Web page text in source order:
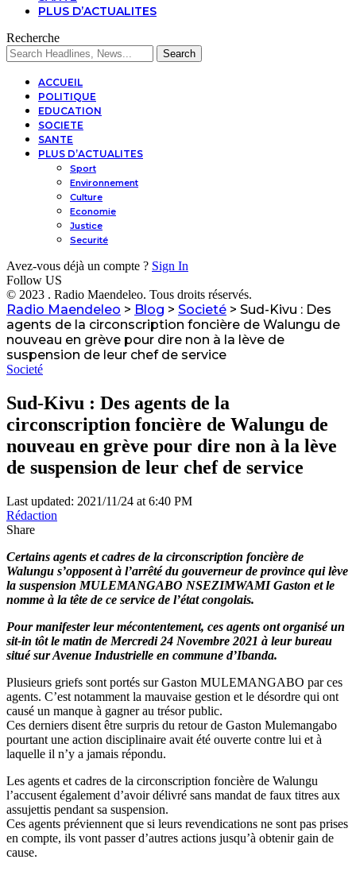
PLUS D’ACTUALITES
Recherche
ACCUEIL
POLITIQUE
EDUCATION
SOCIETE
SANTE
PLUS D’ACTUALITES
Sport
Environnement
Culture
Economie
Justice
Securité
Avez-vous déjà un compte ? Sign In
Follow US
© 2023 . Radio Maendeleo. Tous droits réservés.
Radio Maendeleo > Blog > Societé > Sud-Kivu : Des
agents de la circonscription foncière de Walungu de
nouveau en grève pour dire non à la lève de
suspension de leur chef de service
Societé
Sud-Kivu : Des agents de la
circonscription foncière de Walungu de
nouveau en grève pour dire non à la lève
de suspension de leur chef de service
Last updated: 2021/11/24 at 6:40 PM
Rédaction
Share
Certains agents et cadres de la circonscription foncière de
Walungu s’opposent à l’arrêté du gouverneur de province qui lève
la suspension MULEMANGABO NSEZIMWAMI Gaston et le
nomme à la tête de ce service de l’état congolais.
Pour manifester leur mécontentement, ces agents ont organisé un
sit-in tôt le matin de Mercredi 24 Novembre 2021 à leur bureau
situé sur Avenue Industrielle en commune d’Ibanda.
Plusieurs griefs sont portés sur Gaston MULEMANGABO par ces
agents. C’est notamment la mauvaise gestion et le désordre qui ont
causé un manque à gagner au trésor public.
Ces derniers disent être surpris du retour de Gaston Mulemangabo
pourtant une action disciplinaire avait été ouverte contre lui et à
laquelle il n’y a jamais répondu.
Les agents et cadres de la circonscription foncière de Walungu
l’accusent également d’avoir délivré sans mandat de faux titres aux
assujettis pendant sa suspension.
Ces agents préviennent que si leurs revendications ne sont pas prises
en compte, ils vont passer d’autres actions jusqu’à obtenir gain de
cause.